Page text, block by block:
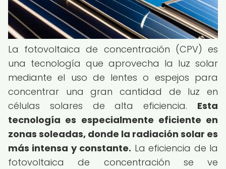
La fotovoltaica de concentración (CPV) es
una tecnología que aprovecha la luz solar
mediante el uso de lentes o espejos para
concentrar una gran cantidad de luz en
células solares de alta eficiencia. Esta
tecnología es especialmente eficiente en
zonas soleadas, donde la radiación solar es
más intensa y constante. La eficiencia de la
fotovoltaica de concentración se ve